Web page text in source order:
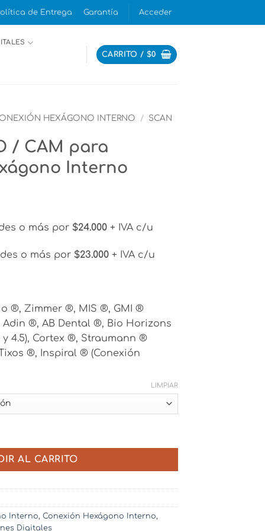
de Entrega Garantía Acceder
CARRITO / $0
HEXÁGONO INTERNO / SCAN
/ CAM para
Interno
o más por $24.000 + IVA c/u
o más por $23.000 + IVA c/u
®, Zimmer ®, MIS ®, GMI ®
Adin ®, AB Dental ®, Bio Horizons
4.5), Cortex ®, Straumann ®
®, Inspiral ® (Conexión
LIMPIAR
AL CARRITO
Interno, Conexión Hexágono Interno,
Digitales